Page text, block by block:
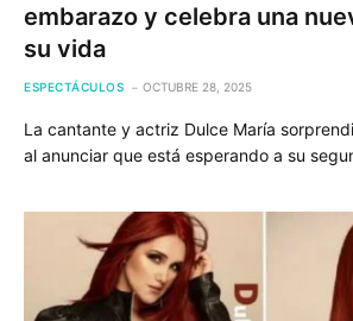
embarazo y celebra una
su vida
ESPECTÁCULOS OCTUBRE 28, 2025
La cantante y actriz Dulce María
al anunciar que está esperando a su